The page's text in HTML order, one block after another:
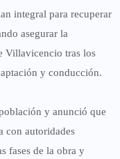
integral para recuperar
asegurar la
Villavicencio tras los
y conducción.
y anunció que
con autoridades
fases de la obra y